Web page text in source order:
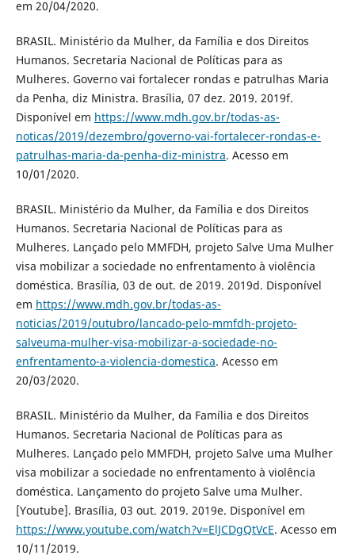
em 20/04/2020.
BRASIL. Ministério da Mulher, da Família e dos Direitos
Humanos. Secretaria Nacional de Políticas para as
Mulheres. Governo vai fortalecer rondas e patrulhas Maria
da Penha, diz Ministra. Brasília, 07 dez. 2019. 2019f.
Disponível em https://www.mdh.gov.br/todas-as-
noticas/2019/dezembro/governo-vai-fortalecer-rondas-e-
patrulhas-maria-da-penha-diz-ministra. Acesso em
10/01/2020.
BRASIL. Ministério da Mulher, da Família e dos Direitos
Humanos. Secretaria Nacional de Políticas para as
Mulheres. Lançado pelo MMFDH, projeto Salve Uma Mulher
visa mobilizar a sociedade no enfrentamento à violência
doméstica. Brasília, 03 de out. de 2019. 2019d. Disponível
em https://www.mdh.gov.br/todas-as-
noticias/2019/outubro/lancado-pelo-mmfdh-projeto-
salveuma-mulher-visa-mobilizar-a-sociedade-no-
enfrentamento-a-violencia-domestica. Acesso em
20/03/2020.
BRASIL. Ministério da Mulher, da Família e dos Direitos
Humanos. Secretaria Nacional de Políticas para as
Mulheres. Lançado pelo MMFDH, projeto Salve uma Mulher
visa mobilizar a sociedade no enfrentamento à violência
doméstica. Lançamento do projeto Salve uma Mulher.
[Youtube]. Brasília, 03 out. 2019. 2019e. Disponível em
https://www.youtube.com/watch?v=ElJCDgQtVcE. Acesso em
10/11/2019.